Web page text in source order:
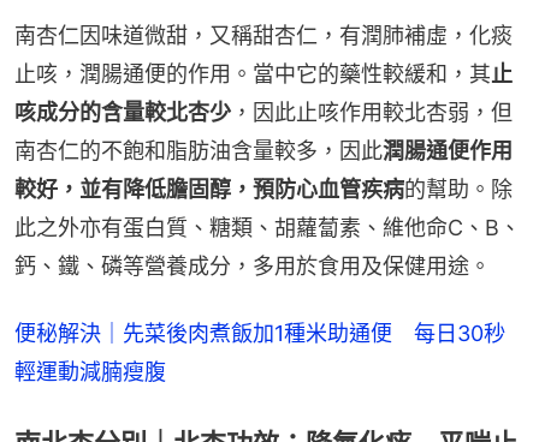
南杏仁因味道微甜，又稱甜杏仁，有潤肺補虛，化痰
止咳，潤腸通便的作用。當中它的藥性較緩和，其止
咳成分的含量較北杏少 ，因此止咳作用較北杏弱，但
南杏仁的不飽和脂肪油含量較多，因此潤腸通便作用
較好，並有降低膽固醇，預防心血管疾病的幫助。除
此之外亦有蛋白質、糖類、胡蘿蔔素、維他命C、B、
鈣、鐵、磷等營養成分，多用於食用及保健用途。
便秘解決｜先菜後肉煮飯加1種米助通便　每日30秒
輕運動減腩瘦腹